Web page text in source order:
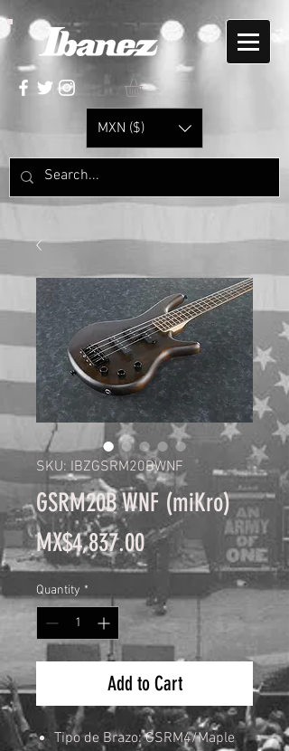
MXN ($)
SKU: IBZGSRM20BWNF
GSRM20B WNF (miKro)
MX$4,837.00Price
Quantity *
Add to Cart
Tipo de Brazo: GSRM4/Maple